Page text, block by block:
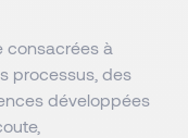
consacrées à
processus, des
développées